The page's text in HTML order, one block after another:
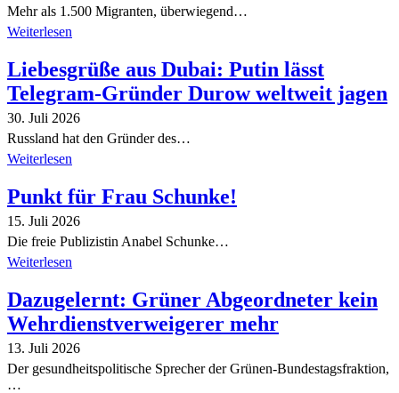
Mehr als 1.500 Migranten, überwiegend…
Weiterlesen
Liebesgrüße aus Dubai: Putin lässt
Telegram-Gründer Durow weltweit jagen
30. Juli 2026
Russland hat den Gründer des…
Weiterlesen
Punkt für Frau Schunke!
15. Juli 2026
Die freie Publizistin Anabel Schunke…
Weiterlesen
Dazugelernt: Grüner Abgeordneter kein
Wehrdienstverweigerer mehr
13. Juli 2026
Der gesundheitspolitische Sprecher der Grünen-Bundestagsfraktion,
…